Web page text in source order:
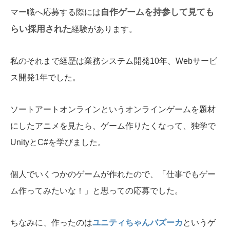
マー職へ応募する際には自作ゲームを持参して見ても
らい採用された経験があります。
私のそれまで経歴は業務システム開発10年、Webサービ
ス開発1年でした。
ソートアートオンラインというオンラインゲームを題材
にしたアニメを見たら、ゲーム作りたくなって、独学で
UnityとC#を学びました。
個人でいくつかのゲームが作れたので、「仕事でもゲー
ム作ってみたいな！」と思っての応募でした。
ちなみに、作ったのはユニティちゃんバズーカ というゲ